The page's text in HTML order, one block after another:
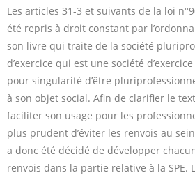
Les articles 31-3 et suivants de la loi
été repris à droit constant par
son livre qui traite de la société
d’exercice qui est une société
pour singularité d’être
à son objet social. Afin de clarifier le
faciliter son usage pour les
plus prudent d’éviter les renvois au
a donc été décidé de développer
renvois dans la partie relative à la SPE.